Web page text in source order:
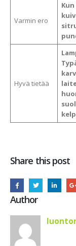
Varmin ero
Hyvä tietää
Share this post
Author